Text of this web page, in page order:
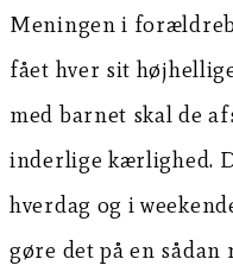
Meningen i
fået hver sit
med barnet skal de
inderlige kærlighed.
hverdag og i
gøre det på en